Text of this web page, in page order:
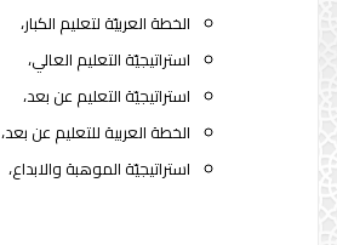
الخطة العربيّة لتعليم الكبار،
استراتيجيّة التعليم العالي،
استراتيجيّة التعليم عن بعد،
الخطة العربية للتعليم عن بعد،
استراتيجيّة الموهبة والابداع،